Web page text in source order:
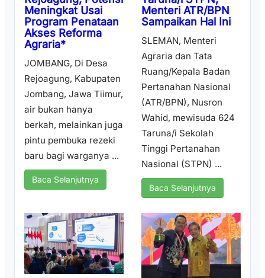
Meningkat Usai
Program Penataan
Akses Reforma
Agraria*
JOMBANG, Di Desa
Rejoagung, Kabupaten
Jombang, Jawa Tiimur,
air bukan hanya
berkah, melainkan juga
pintu pembuka rezeki
baru bagi warganya ...
Baca Selanjutnya
Menteri ATR/BPN
Sampaikan Hal Ini
SLEMAN, Menteri
Agraria dan Tata
Ruang/Kepala Badan
Pertanahan Nasional
(ATR/BPN), Nusron
Wahid, mewisuda 624
Taruna/i Sekolah
Tinggi Pertanahan
Nasional (STPN) ...
Baca Selanjutnya